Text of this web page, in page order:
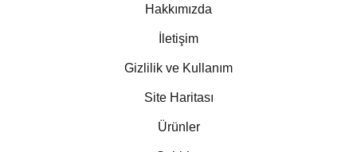
Hakkımızda
İletişim
Gizlilik ve Kullanım
Site Haritası
Ürünler